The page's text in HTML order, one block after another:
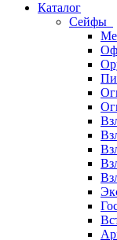
Каталог
Сейфы